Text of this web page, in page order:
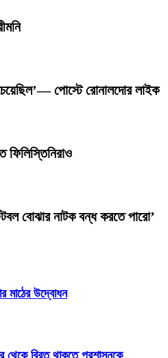
পোস্টে রোনালদোর লাইক
ফিলিস্তিনিরাও
বোঝার নাটক বন্ধ করতে পারো’
মাঠের উদ্বোধন
থেকে বিরত থাকতে প্রশাসনকে